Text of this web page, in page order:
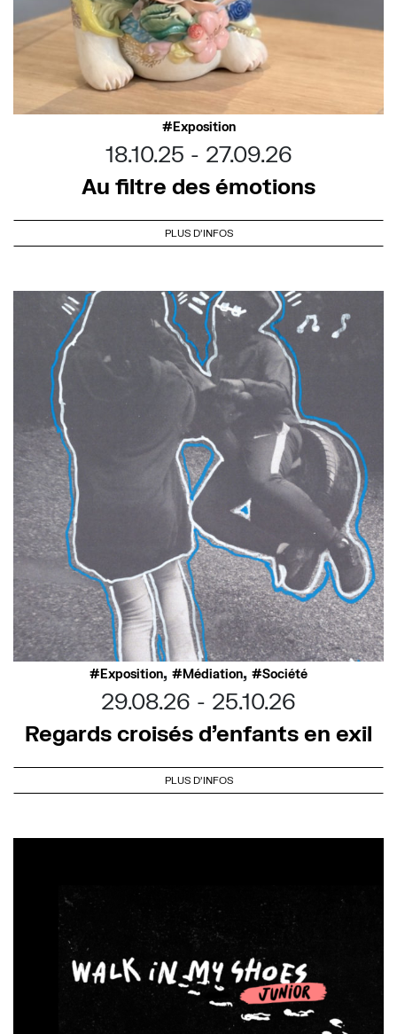
Exposition
18.10.25
27.09.26
Au filtre des émotions
PLUS D'INFOS
Exposition, Médiation, Société
29.08.26
25.10.26
Regards croisés d’enfants en exil
PLUS D'INFOS